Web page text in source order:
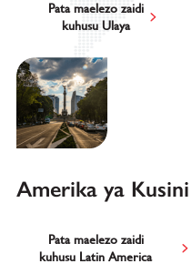
Pata maelezo zaidi
kuhusu Ulaya
Amerika ya Kusini
Pata maelezo zaidi
kuhusu Latin America